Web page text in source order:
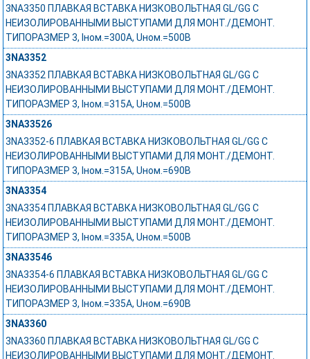
3NA3350 ПЛАВКАЯ ВСТАВКА НИЗКОВОЛЬТНАЯ GL/GG С
НЕИЗОЛИРОВАННЫМИ ВЫСТУПАМИ ДЛЯ МОНТ./ДЕМОНТ.
ТИПОРАЗМЕР 3, Iном.=300A, Uном.=500В
3NA3352
3NA3352 ПЛАВКАЯ ВСТАВКА НИЗКОВОЛЬТНАЯ GL/GG С
НЕИЗОЛИРОВАННЫМИ ВЫСТУПАМИ ДЛЯ МОНТ./ДЕМОНТ.
ТИПОРАЗМЕР 3, Iном.=315A, Uном.=500В
3NA33526
3NA3352-6 ПЛАВКАЯ ВСТАВКА НИЗКОВОЛЬТНАЯ GL/GG С
НЕИЗОЛИРОВАННЫМИ ВЫСТУПАМИ ДЛЯ МОНТ./ДЕМОНТ.
ТИПОРАЗМЕР 3, Iном.=315A, Uном.=690В
3NA3354
3NA3354 ПЛАВКАЯ ВСТАВКА НИЗКОВОЛЬТНАЯ GL/GG С
НЕИЗОЛИРОВАННЫМИ ВЫСТУПАМИ ДЛЯ МОНТ./ДЕМОНТ.
ТИПОРАЗМЕР 3, Iном.=335A, Uном.=500В
3NA33546
3NA3354-6 ПЛАВКАЯ ВСТАВКА НИЗКОВОЛЬТНАЯ GL/GG С
НЕИЗОЛИРОВАННЫМИ ВЫСТУПАМИ ДЛЯ МОНТ./ДЕМОНТ.
ТИПОРАЗМЕР 3, Iном.=335A, Uном.=690В
3NA3360
3NA3360 ПЛАВКАЯ ВСТАВКА НИЗКОВОЛЬТНАЯ GL/GG С
НЕИЗОЛИРОВАННЫМИ ВЫСТУПАМИ ДЛЯ МОНТ./ДЕМОНТ.